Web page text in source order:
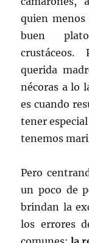
quien
buen
querida
nécoras a lo
es cuando
tener
tenemos
Pero
un poco de
brindan la
los errores